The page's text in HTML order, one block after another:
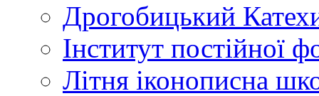
Дрогобицький
Інститут постійної
Літня іконописна